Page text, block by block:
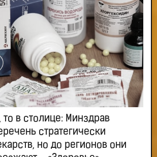
то в столице: Минздрав
стратегически
но до регионов они